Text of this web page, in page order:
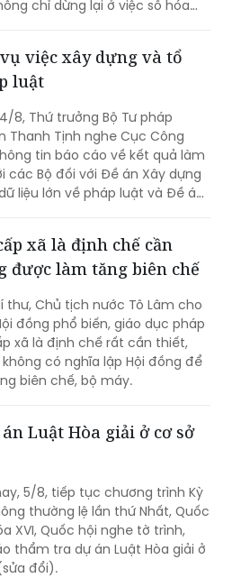
chỉ dừng lại ở việc số hóa
phải hướng tới xây dựng một
thực sự thông minh, chủ
cho công tác quản lý nhà
việc xây dựng và tổ
luật
8, Thứ trưởng Bộ Tư pháp
Thanh Tịnh nghe Cục Công
tin báo cáo về kết quả làm
các Bộ đối với Đề án Xây dựng
liệu lớn về pháp luật và Đề án
tướng Chính phủ.
xã là định chế cần
được làm tăng biên chế
thư, Chủ tịch nước Tô Lâm cho
đồng phổ biến, giáo dục pháp
xã là định chế rất cần thiết,
có nghĩa lập Hội đồng để
biên chế, bộ máy.
Luật Hòa giải ở cơ sở
5/8, tiếp tục chương trình Kỳ
thường lệ lần thứ Nhất, Quốc
XVI, Quốc hội nghe tờ trình,
thẩm tra dự án Luật Hòa giải ở
đổi).